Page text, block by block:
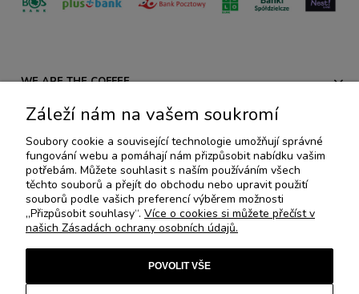
WE ARE THE COFFEE
PŘEDPISY
AKCE A NOVÉ PRODUKTY
SPECIÁLNÍ KOLEKCE
Dolce Gusto®,Nespresso®
Záleží nám na vašem soukromí
Soubory cookie a související technologie umožňují správné
fungování webu a pomáhají nám přizpůsobit nabídku vašim
potřebám. Můžete souhlasit s naším používáním všech
těchto souborů a přejít do obchodu nebo upravit použití
souborů podle vašich preferencí výběrem možnosti
„Přizpůsobit souhlasy“. Více o cookies si můžete přečíst v
našich Zásadách ochrany osobních údajů.
POVOLIT VŠE